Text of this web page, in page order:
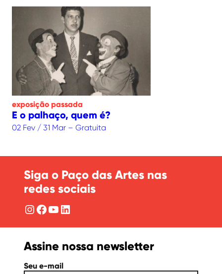
exposição passada
E o palhaço, quem é?
02 Fev / 31 Mar – Gratuita
Siga o Paço das Artes nas
redes sociais
Instagram
Facebook
YouTube
LinkedIn
Assine nossa newsletter
Seu e-mail